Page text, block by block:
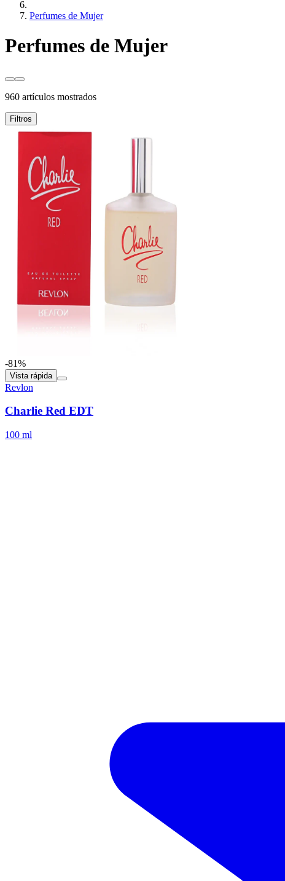
Perfumes de Mujer
Perfumes de Mujer
960 artículos mostrados
Filtros
-81%
Vista rápida
Revlon
Charlie Red EDT
100 ml